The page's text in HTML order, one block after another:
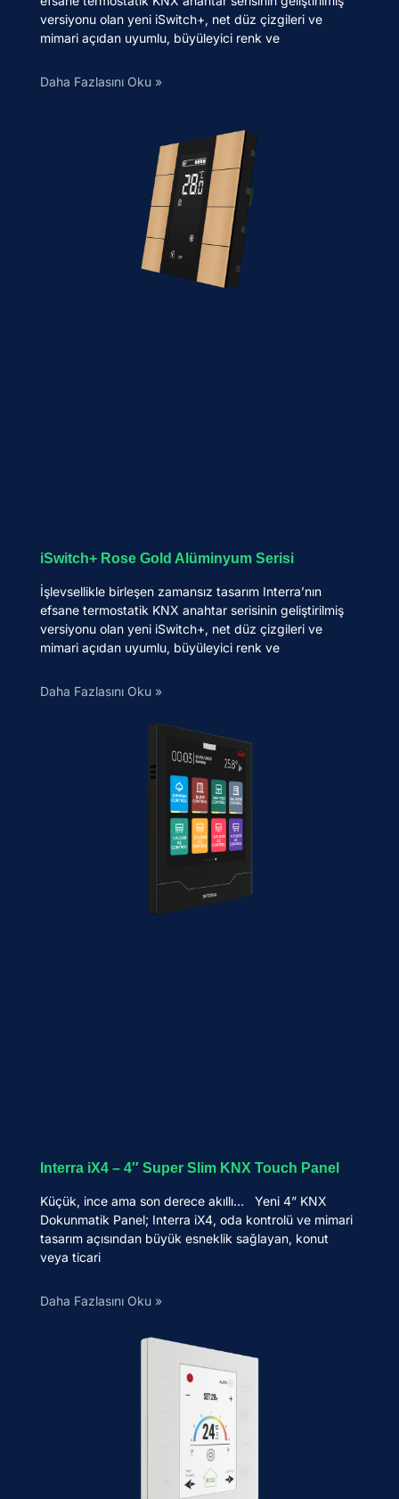
versiyonu olan yeni iSwitch+, net düz çizgileri ve
mimari açıdan uyumlu, büyüleyici renk ve
Daha Fazlasını Oku »
iSwitch+ Rose Gold Alüminyum Serisi
İşlevsellikle birleşen zamansız tasarım Interra’nın
efsane termostatik KNX anahtar serisinin geliştirilmiş
versiyonu olan yeni iSwitch+, net düz çizgileri ve
mimari açıdan uyumlu, büyüleyici renk ve
Daha Fazlasını Oku »
Interra iX4 – 4″ Super Slim KNX Touch Panel
Küçük, ince ama son derece akıllı… Yeni 4” KNX
Dokunmatik Panel; Interra iX4, oda kontrolü ve mimari
tasarım açısından büyük esneklik sağlayan, konut
veya ticari
Daha Fazlasını Oku »